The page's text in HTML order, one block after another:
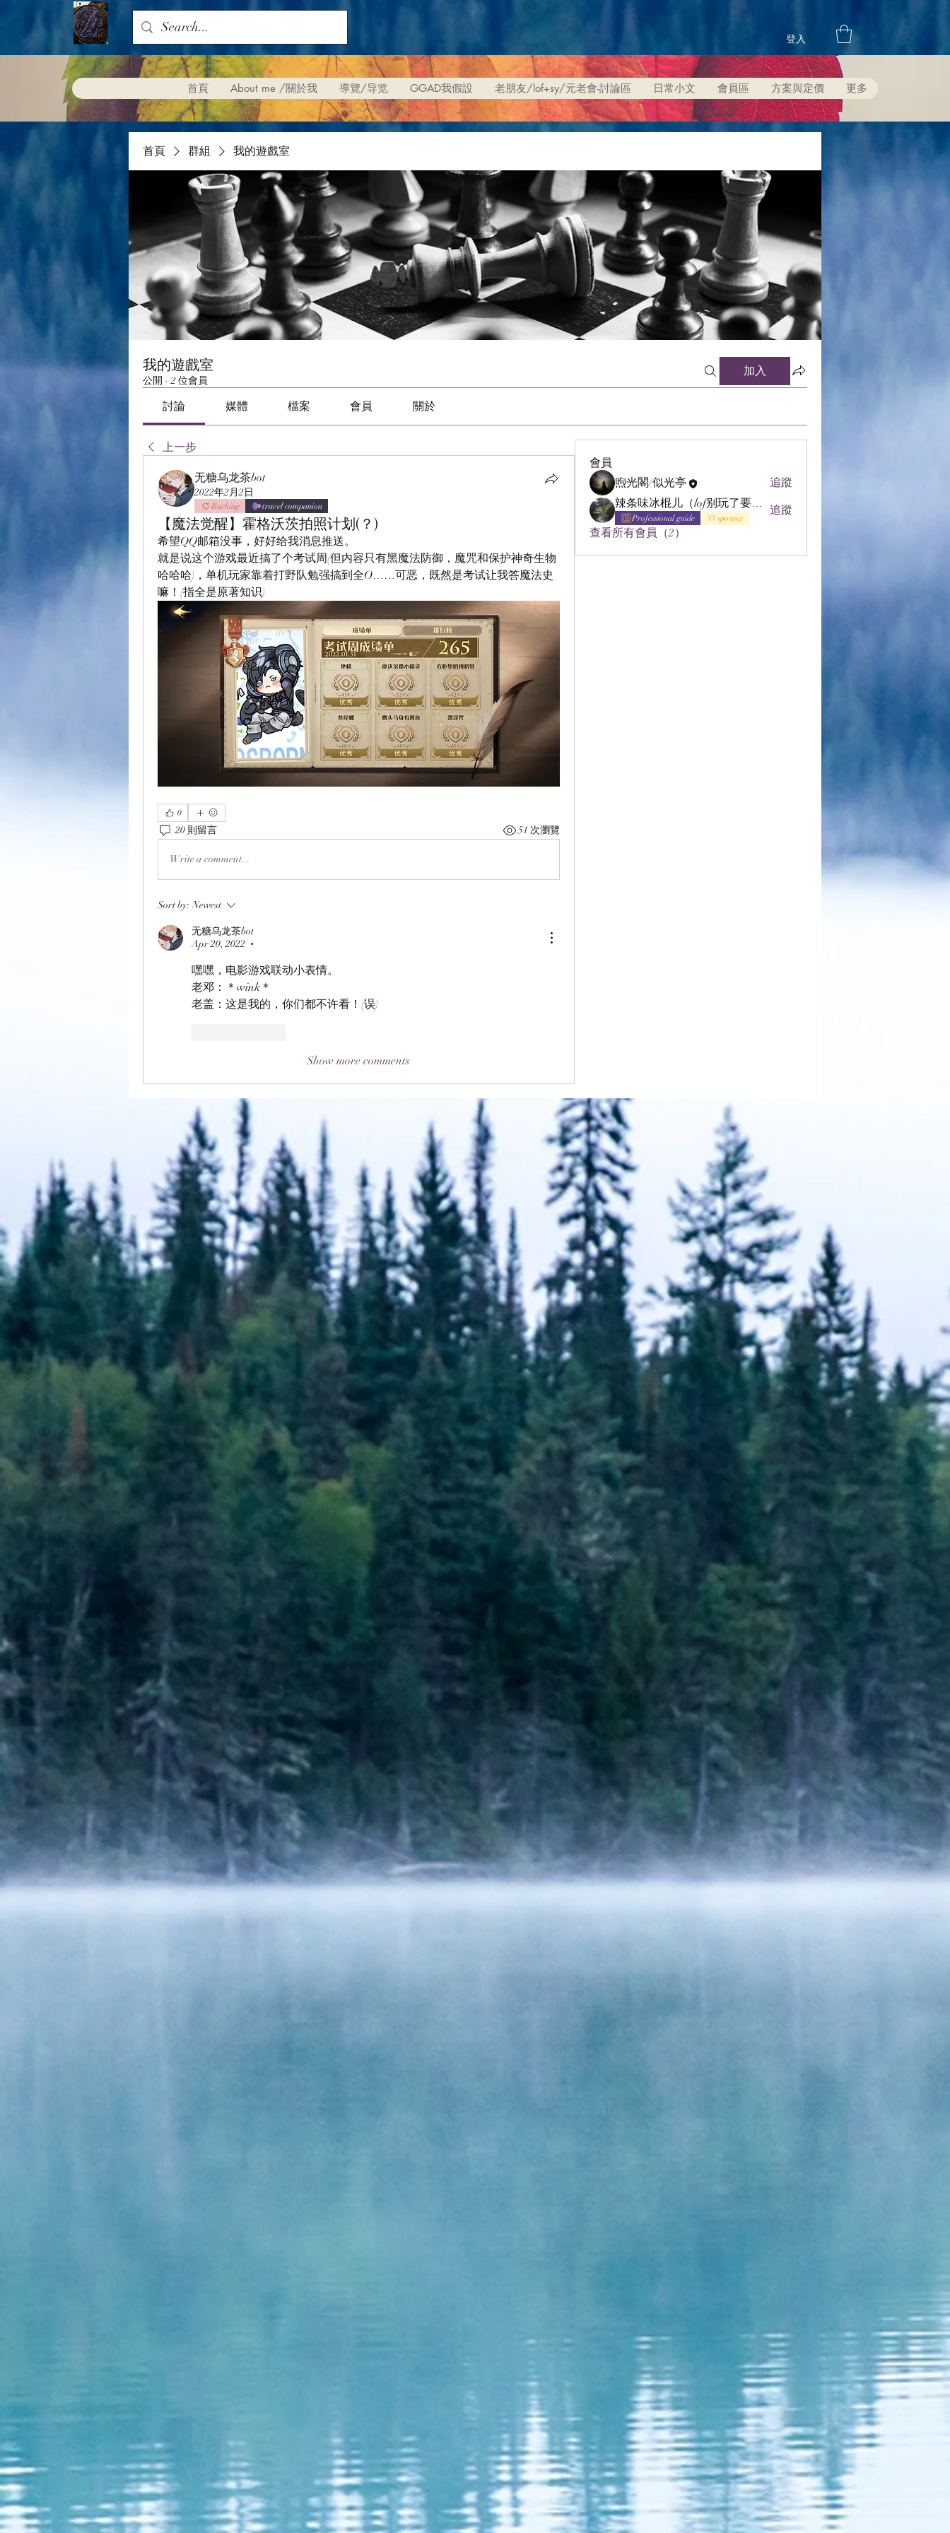
登入
首頁 About me /關於我 導覽/导览 GGAD我假設 老朋友/lof+sy/元老會-討論區 日常小文 會員區 方案與定價 更多
首頁 群組 我的遊戲室
我的遊戲室
公開 · 2 位會員
加入
討論 媒體 檔案 會員 關於
上一步
无糖乌龙茶bot
2022年2月2日
Backing travel companion
【魔法觉醒】霍格沃茨拍照计划(？)
希望QQ邮箱没事，好好给我消息推送。
就是说这个游戏最近搞了个考试周(但内容只有黑魔法防御，魔咒和保护神奇生物
哈哈哈)，单机玩家靠着打野队勉强搞到全O……可恶，既然是考试让我答魔法史
嘛！(指全是原著知识)
0
20 則留言 51 次瀏覽
Write a comment...
Sort by: Newest
无糖乌龙茶bot
Apr 20, 2022
•
嘿嘿，电影游戏联动小表情。
老邓：＊wink＊
老盖：这是我的，你们都不许看！(误)
Show more comments
會員
煦光閣/似光亭
追蹤
辣条味冰棍儿（lof别玩了要氪金的）
Professional guide sponsor
追蹤
查看所有會員（2）